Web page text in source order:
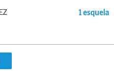
1 esquela